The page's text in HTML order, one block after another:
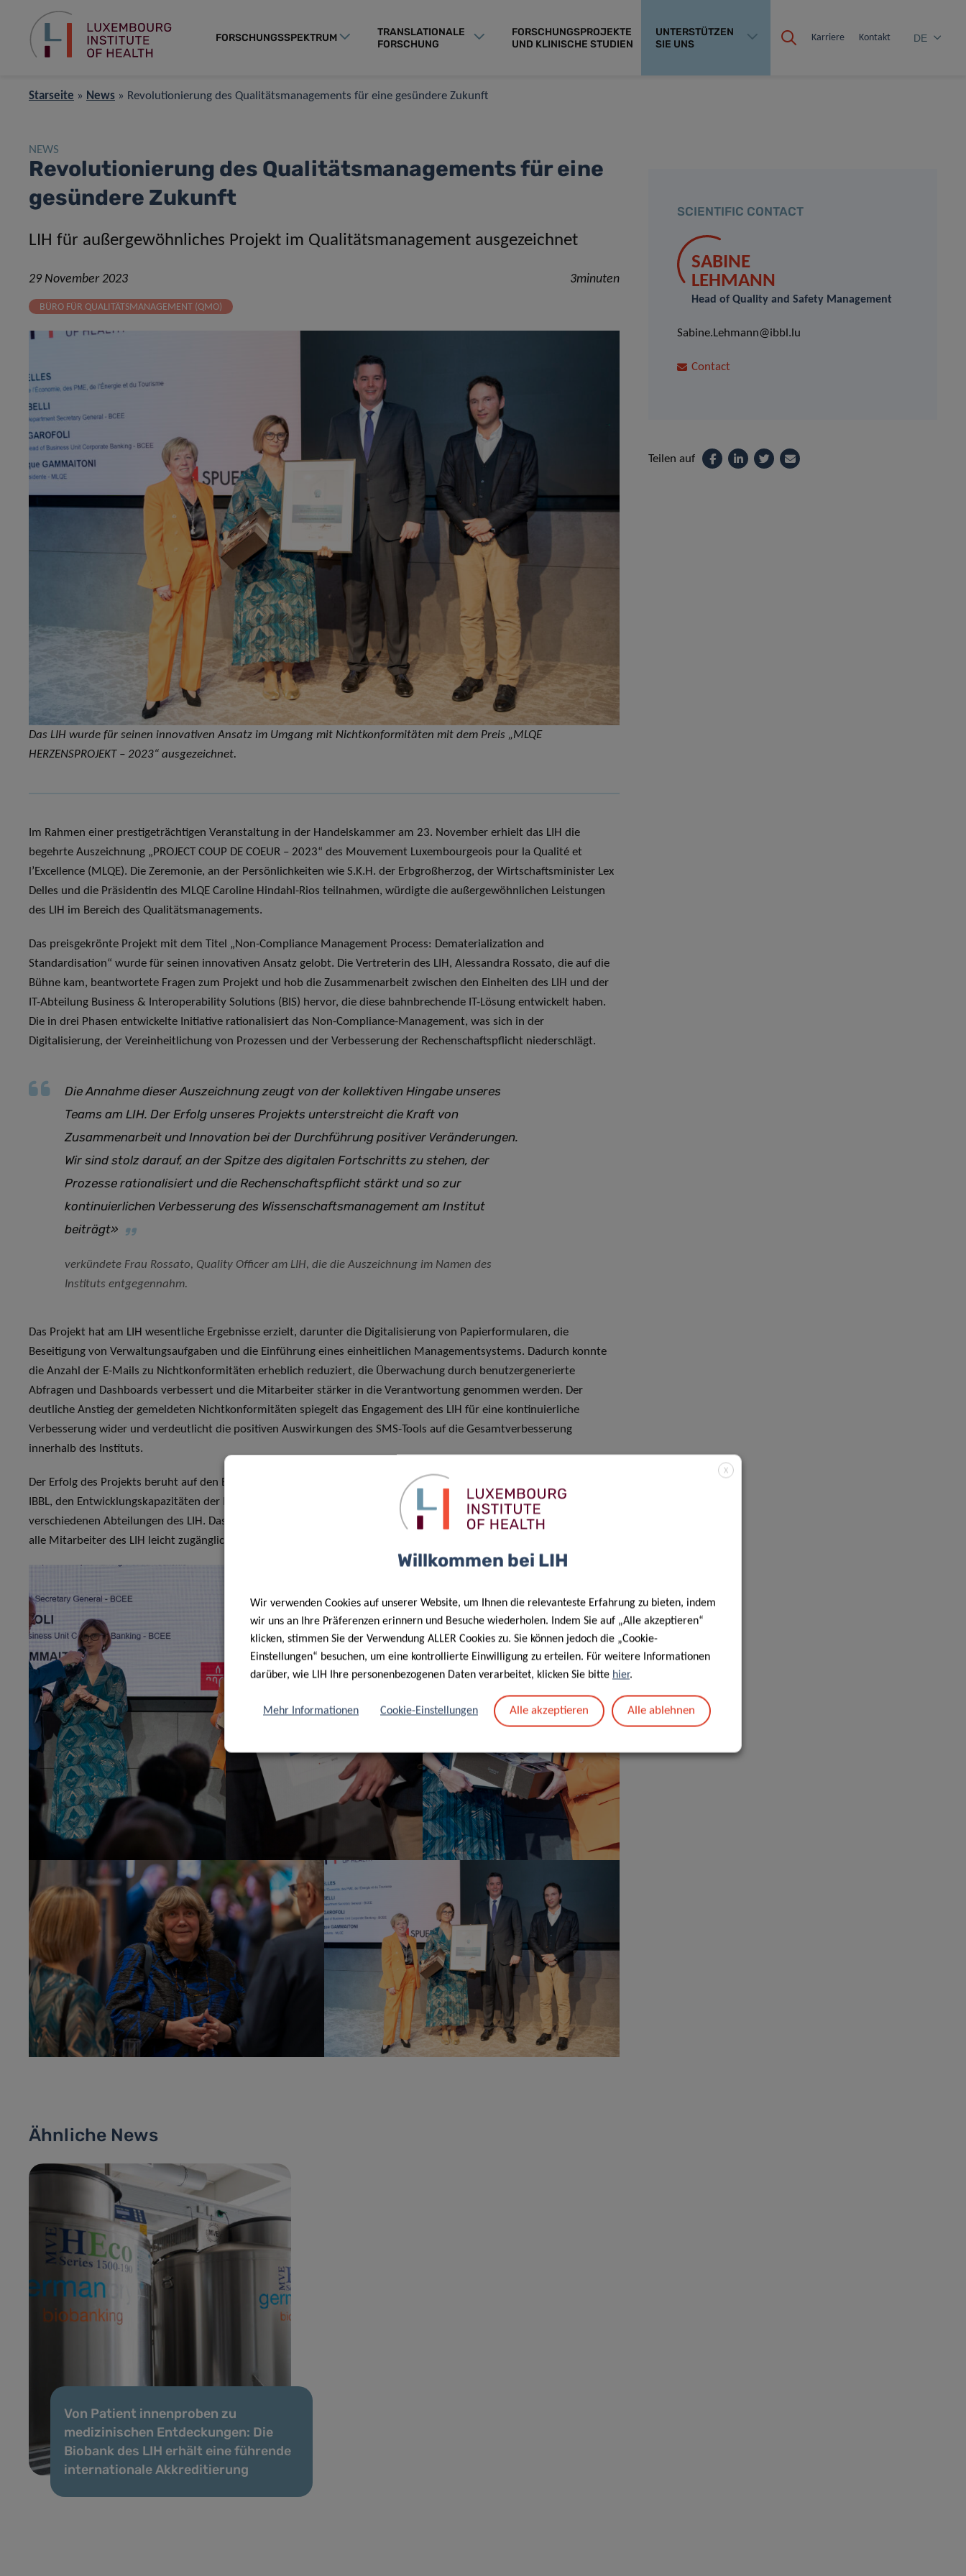
FORSCHUNGSSPEKTRUM
TRANSLATIONALE
FORSCHUNG
FORSCHUNGSPROJEKTE
UND KLINISCHE STUDIEN
UNTERSTÜTZEN
SIE UNS
Karriere Kontakt DE
Starseite » News » Revolutionierung des Qualitätsmanagements für eine gesündere Zukunft
NEWS
Revolutionierung des Qualitätsmanagements für eine
gesündere Zukunft
LIH für außergewöhnliches Projekt im Qualitätsmanagement ausgezeichnet
29 November 2023 3minuten
BÜRO FÜR QUALITÄTSMANAGEMENT (QMO)
Das LIH wurde für seinen innovativen Ansatz im Umgang mit Nichtkonformitäten mit dem Preis „MLQE
HERZENSPROJEKT – 2023“ ausgezeichnet.
Im Rahmen einer prestigeträchtigen Veranstaltung in der Handelskammer am 23. November erhielt das LIH die
begehrte Auszeichnung „PROJECT COUP DE COEUR – 2023“ des Mouvement Luxembourgeois pour la Qualité et
l’Excellence (MLQE). Die Zeremonie, an der Persönlichkeiten wie S.K.H. der Erbgroßherzog, der Wirtschaftsminister Lex
Delles und die Präsidentin des MLQE Caroline Hindahl-Rios teilnahmen, würdigte die außergewöhnlichen Leistungen
des LIH im Bereich des Qualitätsmanagements.
Das preisgekrönte Projekt mit dem Titel „Non-Compliance Management Process: Dematerialization and
Standardisation“ wurde für seinen innovativen Ansatz gelobt. Die Vertreterin des LIH, Alessandra Rossato, die auf die
Bühne kam, beantwortete Fragen zum Projekt und hob die Zusammenarbeit zwischen den Einheiten des LIH und der
IT-Abteilung Business & Interoperability Solutions (BIS) hervor, die diese bahnbrechende IT-Lösung entwickelt haben.
Die in drei Phasen entwickelte Initiative rationalisiert das Non-Compliance-Management, was sich in der
Digitalisierung, der Vereinheitlichung von Prozessen und der Verbesserung der Rechenschaftspflicht niederschlägt.
Die Annahme dieser Auszeichnung zeugt von der kollektiven Hingabe unseres
Teams am LIH. Der Erfolg unseres Projekts unterstreicht die Kraft von
Zusammenarbeit und Innovation bei der Durchführung positiver Veränderungen.
Wir sind stolz darauf, an der Spitze des digitalen Fortschritts zu stehen, der
Prozesse rationalisiert und die Rechenschaftspflicht stärkt und so zur
kontinuierlichen Verbesserung des Wissenschaftsmanagement am Institut
beiträgt»
verkündete Frau Rossato, Quality Officer am LIH, die die Auszeichnung im Namen des
Instituts entgegennahm.
Das Projekt hat am LIH wesentliche Ergebnisse erzielt, darunter die Digitalisierung von Papierformularen, die
Beseitigung von Verwaltungsaufgaben und die Einführung eines einheitlichen Managementsystems. Dadurch konnte
die Anzahl der E-Mails zu Nichtkonformitäten erheblich reduziert, die Überwachung durch benutzergenerierte
Abfragen und Dashboards verbessert und die Mitarbeiter stärker in die Verantwortung genommen werden. Der
deutliche Anstieg der gemeldeten Nichtkonformitäten spiegelt das Engagement des LIH für eine kontinuierliche
Verbesserung wider und verdeutlicht die positiven Auswirkungen des SMS-Tools auf die Gesamtverbesserung
innerhalb des Instituts.
Der Erfolg des Projekts beruht auf den Beiträgen verschiedener Einheiten, insbesondere dem wertvollen Feedback des
IBBL, den Entwicklungskapazitäten der IT-Abteilung und den Bemühungen um eine Zusammenarbeit zwischen den
verschiedenen Abteilungen des LIH. Das intern entwickelte Tool erwies sich als umfassend, informationsreich und für
alle Mitarbeiter des LIH leicht zugänglich.
SCIENTIFIC CONTACT
SABINE
LEHMANN
Head of Quality and Safety Management
Sabine.Lehmann@ibbl.lu
Contact
Teilen auf
Ähnliche News
Von Patient innenproben zu
medizinischen Entdeckungen: Die
Biobank des LIH erhält eine führende
internationale Akkreditierung
X
Willkommen bei LIH
Wir verwenden Cookies auf unserer Website, um Ihnen die relevanteste Erfahrung zu bieten, indem
wir uns an Ihre Präferenzen erinnern und Besuche wiederholen. Indem Sie auf „Alle akzeptieren“
klicken, stimmen Sie der Verwendung ALLER Cookies zu. Sie können jedoch die „Cookie-
Einstellungen“ besuchen, um eine kontrollierte Einwilligung zu erteilen. Für weitere Informationen
darüber, wie LIH Ihre personenbezogenen Daten verarbeitet, klicken Sie bitte hier.
Mehr Informationen Cookie-Einstellungen Alle akzeptieren Alle ablehnen